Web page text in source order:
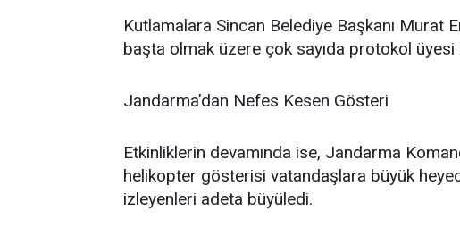
Kutlamalara Sincan Belediye Başkanı Murat
başta olmak üzere çok sayıda protokol üyesi
Jandarma’dan Nefes Kesen Gösteri
Etkinliklerin devamında ise, Jandarma
helikopter gösterisi vatandaşlara büyük
izleyenleri adeta büyüledi.